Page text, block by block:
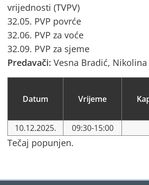
vrijednosti (TVPV)
32.05. PVP povrće
32.06. PVP za voće
32.09. PVP za sjeme
Predavači: Vesna Bradić, Nikolina
Datum Vrijeme
10.12.2025. 09:30-15:00
Tečaj popunjen.